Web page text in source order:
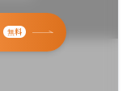
無料